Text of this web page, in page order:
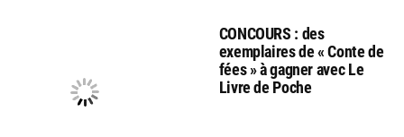
CONCOURS : des
exemplaires de « Conte de
fées » à gagner avec Le
Livre de Poche